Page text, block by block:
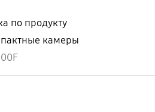
по продукту
камеры